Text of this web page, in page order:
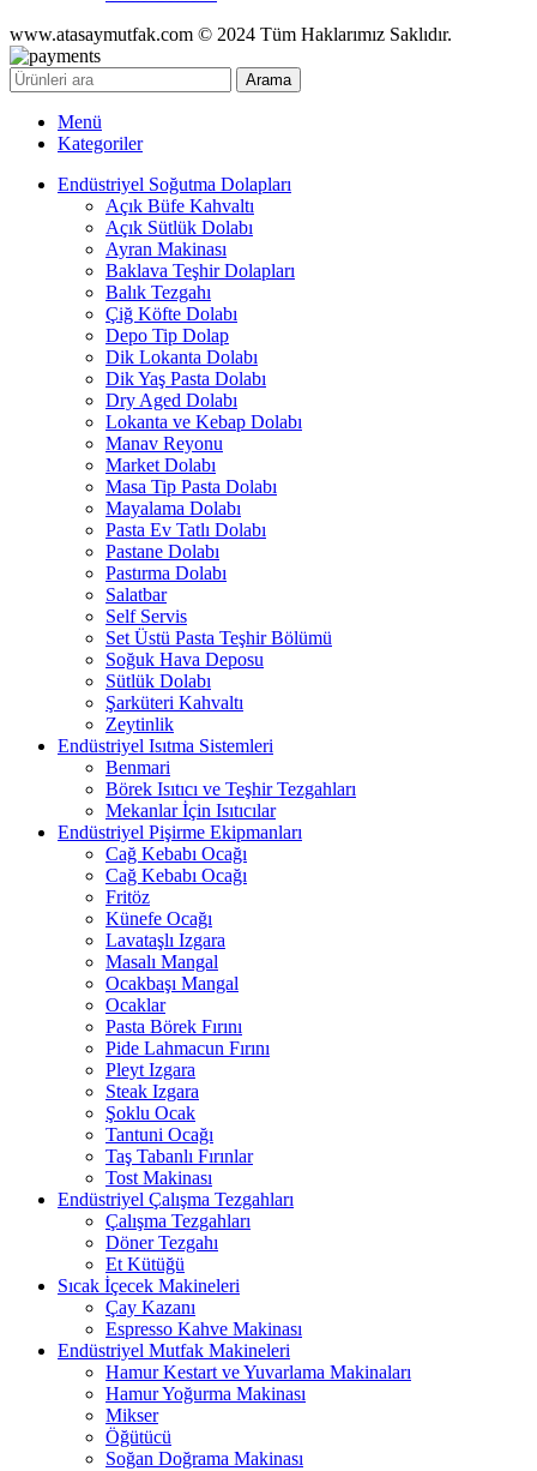
www.atasaymutfak.com © 2024 Tüm Haklarımız Saklıdır.
Arama
Menü
Kategoriler
Endüstriyel Soğutma Dolapları
Açık Büfe Kahvaltı
Açık Sütlük Dolabı
Ayran Makinası
Baklava Teşhir Dolapları
Balık Tezgahı
Çiğ Köfte Dolabı
Depo Tip Dolap
Dik Lokanta Dolabı
Dik Yaş Pasta Dolabı
Dry Aged Dolabı
Lokanta ve Kebap Dolabı
Manav Reyonu
Market Dolabı
Masa Tip Pasta Dolabı
Mayalama Dolabı
Pasta Ev Tatlı Dolabı
Pastane Dolabı
Pastırma Dolabı
Salatbar
Self Servis
Set Üstü Pasta Teşhir Bölümü
Soğuk Hava Deposu
Sütlük Dolabı
Şarküteri Kahvaltı
Zeytinlik
Endüstriyel Isıtma Sistemleri
Benmari
Börek Isıtıcı ve Teşhir Tezgahları
Mekanlar İçin Isıtıcılar
Endüstriyel Pişirme Ekipmanları
Cağ Kebabı Ocağı
Cağ Kebabı Ocağı
Fritöz
Künefe Ocağı
Lavataşlı Izgara
Masalı Mangal
Ocakbaşı Mangal
Ocaklar
Pasta Börek Fırını
Pide Lahmacun Fırını
Pleyt Izgara
Steak Izgara
Şoklu Ocak
Tantuni Ocağı
Taş Tabanlı Fırınlar
Tost Makinası
Endüstriyel Çalışma Tezgahları
Çalışma Tezgahları
Döner Tezgahı
Et Kütüğü
Sıcak İçecek Makineleri
Çay Kazanı
Espresso Kahve Makinası
Endüstriyel Mutfak Makineleri
Hamur Kestart ve Yuvarlama Makinaları
Hamur Yoğurma Makinası
Mikser
Öğütücü
Soğan Doğrama Makinası